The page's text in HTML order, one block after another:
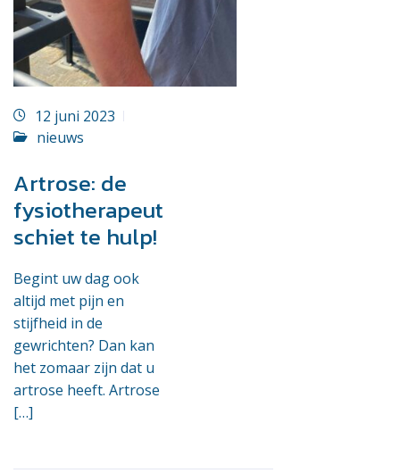
12 juni 2023
nieuws
Artrose: de
fysiotherapeut
schiet te hulp!
Begint uw dag ook
altijd met pijn en
stijfheid in de
gewrichten? Dan kan
het zomaar zijn dat u
artrose heeft. Artrose
[…]